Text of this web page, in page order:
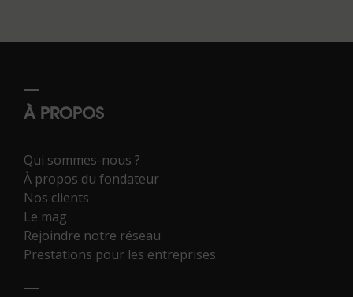
À PROPOS
Qui sommes-nous ?
À propos du fondateur
Nos clients
Le mag
Rejoindre notre réseau
Prestations pour les entreprises